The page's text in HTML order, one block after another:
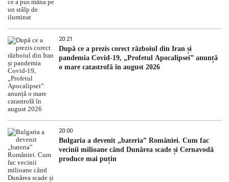
20:21
După ce a prezis corect războiul din Iran și
pandemia Covid-19, „Profetul Apocalipsei” anunță
o mare catastrofă în august 2026
20:00
Bulgaria a devenit „bateria” României. Cum fac
vecinii milioane când Dunărea scade și Cernavodă
produce mai puțin